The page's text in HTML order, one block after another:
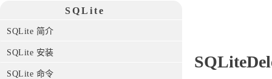
SQLite
SQLite 简介
SQLite 安装
SQLite 命令